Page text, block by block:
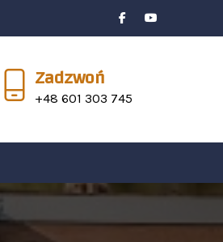
Zadzwoń
+48 601 303 745